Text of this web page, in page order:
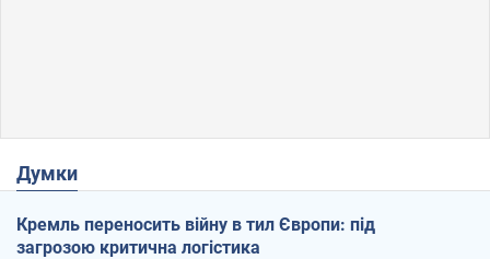
Думки
Кремль переносить війну в тил Європи: під
загрозою критична логістика